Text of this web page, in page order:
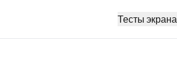
Тесты экрана